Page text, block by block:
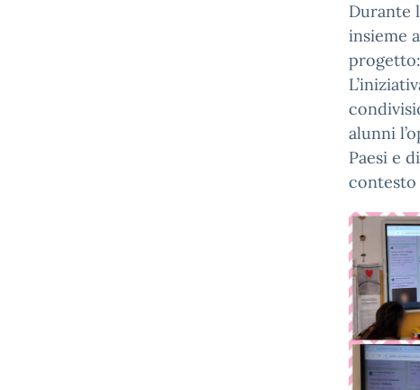
Durante
insieme
alunni
Paesi e
contesto